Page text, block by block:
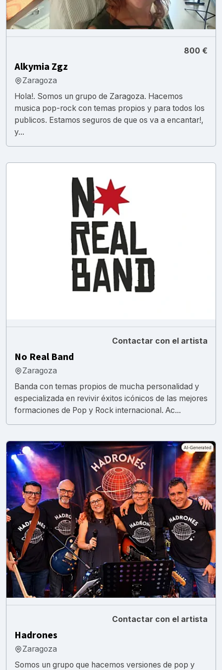
800 €
Alkymia Zgz
Zaragoza
Hola!. Somos un grupo de Zaragoza. Hacemos
musica pop-rock con temas propios y para todos los
publicos. Estamos seguros de que os va a encantar!,
y...
Contactar con el artista
No Real Band
Zaragoza
Banda con temas propios de mucha personalidad y
especializada en revivir éxitos icónicos de las mejores
formaciones de Pop y Rock internacional. Ac...
Contactar con el artista
Hadrones
Zaragoza
Somos un grupo que hacemos versiones de pop y